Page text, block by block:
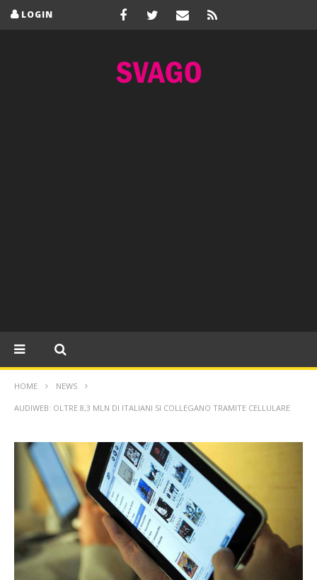
LOGIN
HOME NEWS
AUDIWEB: OLTRE 8,3 MLN DI ITALIANI SI COLLEGANO TRAMITE CELLULARE